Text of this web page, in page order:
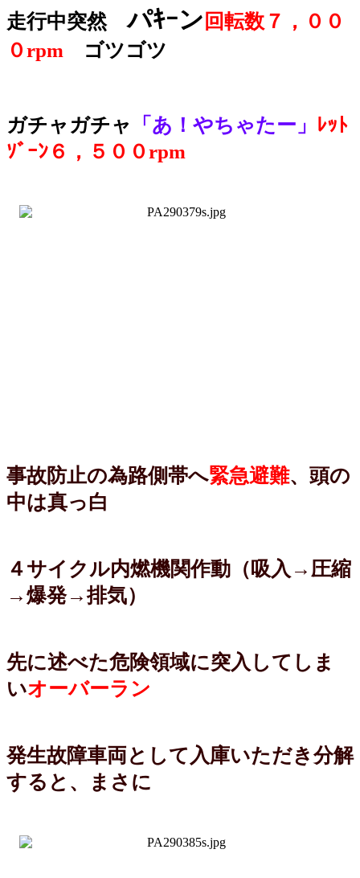
走行中突然パｷｰン 回転数７，００
０rpm ゴツゴツ
ガチャガチャ 「あ！やちゃたー」 ﾚｯﾄ
ｿﾞｰﾝ６，５００rpm
事故防止の為路側帯へ緊急避難、頭の
中は真っ白
４サイクル内燃機関作動（吸入→圧縮
→爆発→排気）
先に述べた危険領域に突入してしま
いオーバーラン
発生故障車両として入庫いただき分解
すると、まさに